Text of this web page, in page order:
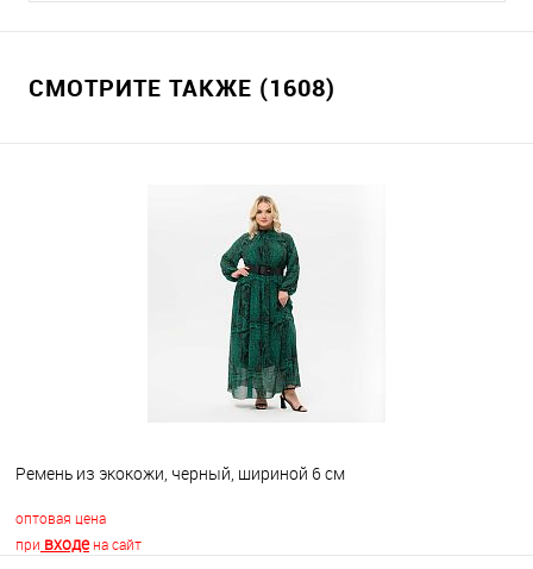
СМОТРИТЕ ТАКЖЕ (1608)
Ремень из экокожи, черный, шириной 6 см
оптовая цена
при входена сайт